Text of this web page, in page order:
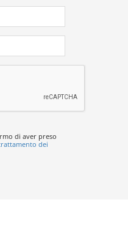
di aver preso
dei